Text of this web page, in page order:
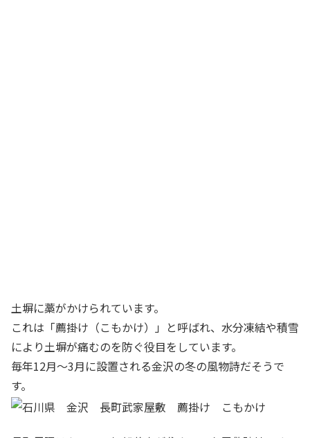
土塀に藁がかけられています。
これは「薦掛け（こもかけ）」と呼ばれ、水分凍結や積雪
により土塀が痛むのを防ぐ役目をしています。
毎年12月〜3月に設置される金沢の冬の風物詩だそうで
す。